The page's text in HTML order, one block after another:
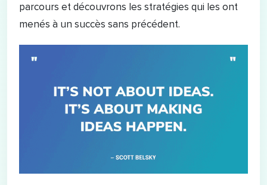
parcours et découvrons les stratégies qui les ont
menés à un succès sans précédent.